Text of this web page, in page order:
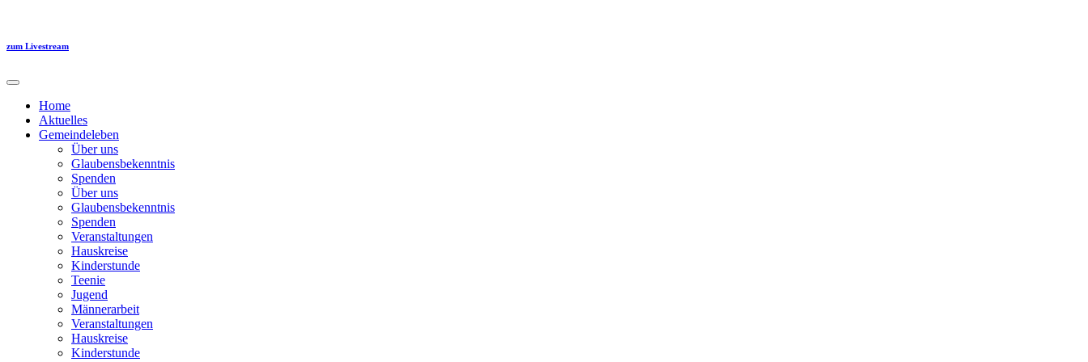
springen
zum Livestream
Home
Aktuelles
Gemeindeleben
Über uns
Glaubensbekenntnis
Spenden
Über uns
Glaubensbekenntnis
Spenden
Veranstaltungen
Hauskreise
Kinderstunde
Teenie
Jugend
Männerarbeit
Veranstaltungen
Hauskreise
Kinderstunde